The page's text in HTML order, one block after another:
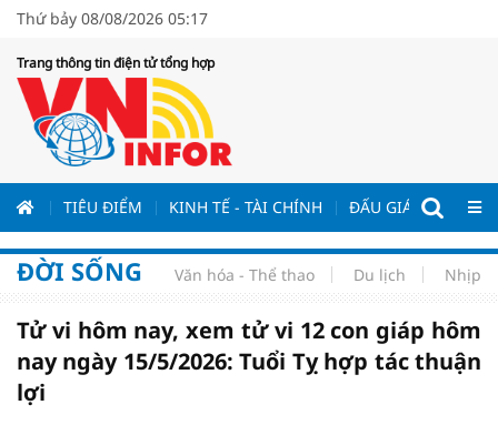
Thứ bảy 08/08/2026 05:17
Trang thông tin điện tử tổng hợp
TIÊU ĐIỂM KINH TẾ - TÀI CHÍNH ĐẤU GIÁ - ĐẤU
ĐỜI SỐNG Văn hóa - Thể thao Du lịch Nhịp
Tử vi hôm nay, xem tử vi 12 con giáp hôm
nay ngày 15/5/2026: Tuổi Tỵ hợp tác thuận
lợi